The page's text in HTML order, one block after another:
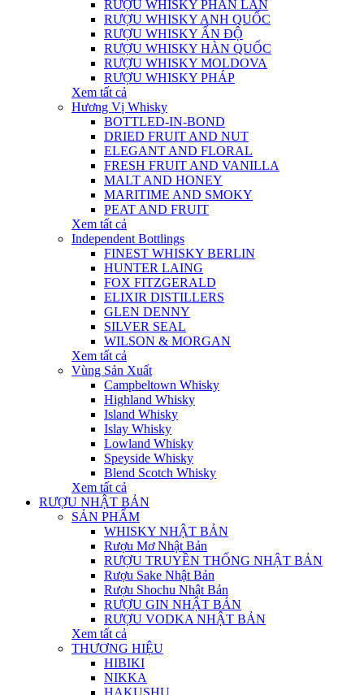
RƯỢU WHISKY PHẦN LAN
RƯỢU WHISKY ANH QUỐC
RƯỢU WHISKY ẤN ĐỘ
RƯỢU WHISKY HÀN QUỐC
RƯỢU WHISKY MOLDOVA
RƯỢU WHISKY PHÁP
Xem tất cả
Hương Vị Whisky
BOTTLED-IN-BOND
DRIED FRUIT AND NUT
ELEGANT AND FLORAL
FRESH FRUIT AND VANILLA
MALT AND HONEY
MARITIME AND SMOKY
PEAT AND FRUIT
Xem tất cả
Independent Bottlings
FINEST WHISKY BERLIN
HUNTER LAING
FOX FITZGERALD
ELIXIR DISTILLERS
GLEN DENNY
SILVER SEAL
WILSON & MORGAN
Xem tất cả
Vùng Sản Xuất
Campbeltown Whisky
Highland Whisky
Island Whisky
Islay Whisky
Lowland Whisky
Speyside Whisky
Blend Scotch Whisky
Xem tất cả
RƯỢU NHẬT BẢN
SẢN PHẨM
WHISKY NHẬT BẢN
Rượu Mơ Nhật Bản
RƯỢU TRUYỀN THỐNG NHẬT BẢN
Rượu Sake Nhật Bản
Rượu Shochu Nhật Bản
RƯỢU GIN NHẬT BẢN
RƯỢU VODKA NHẬT BẢN
Xem tất cả
THƯƠNG HIỆU
HIBIKI
NIKKA
HAKUSHU